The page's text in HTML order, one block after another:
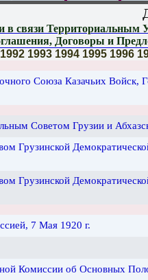
в связи
Договоры и
1992 1993 1994 1995 1996
Союза Казачьих Войск,
Советом Грузии и
Грузинской
Грузинской
7 Мая 1920 г.
Комиссии об Основных